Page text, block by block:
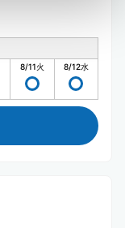
8/11火 8/12水